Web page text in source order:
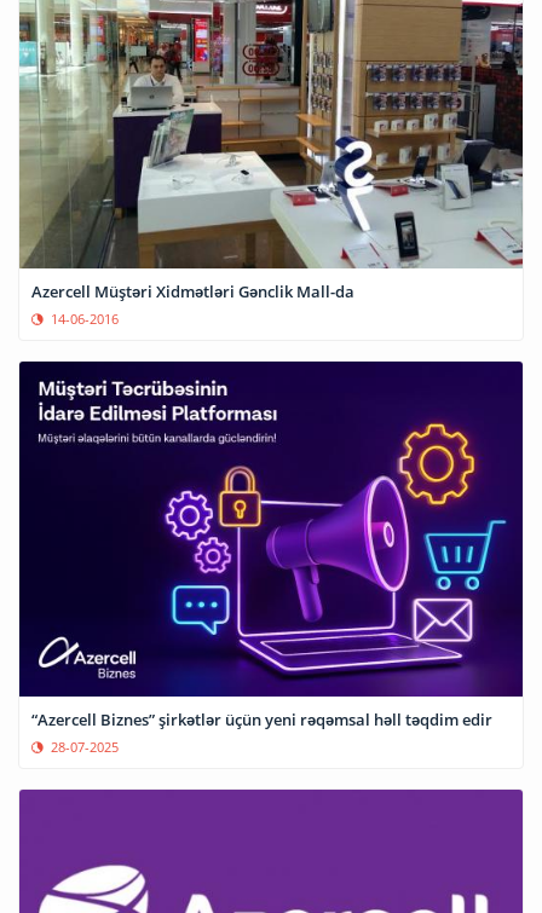
Azercell Müştəri Xidmətləri Gənclik Mall-da
14-06-2016
“Azercell Biznes” şirkətlər üçün yeni rəqəmsal həll təqdim edir
28-07-2025